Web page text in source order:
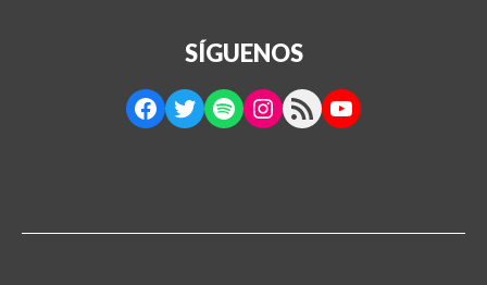
SÍGUENOS
Facebook
Twitter
SpotifyInstagram
RSS FeedYouTube